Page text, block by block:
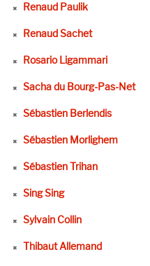
Renaud Paulik
Renaud Sachet
Rosario Ligammari
Sacha du Bourg-Pas-Net
Sébastien Berlendis
Sébastien Morlighem
Sébastien Trihan
Sing Sing
Sylvain Collin
Thibaut Allemand